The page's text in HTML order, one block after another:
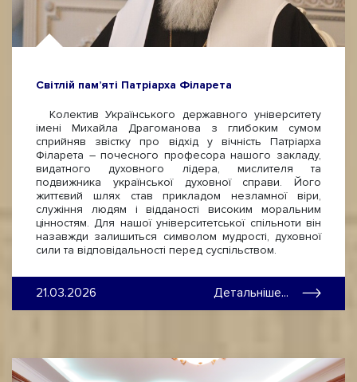
Світлій пам’яті Патріарха Філарета
Колектив Українського державного університету
імені Михайла Драгоманова з глибоким сумом
сприйняв звістку про відхід у вічність Патріарха
Філарета – почесного професора нашого закладу,
видатного духовного лідера, мислителя та
подвижника української духовної справи. Його
життєвий шлях став прикладом незламної віри,
служіння людям і відданості високим моральним
цінностям. Для нашої університетської спільноти він
назавжди залишиться символом мудрості, духовної
сили та відповідальності перед суспільством.
21.03.2026 Детальніше...